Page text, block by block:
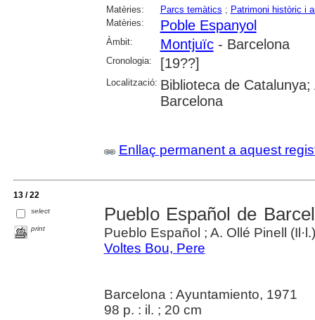
Matèries: Parcs temàtics ; Patrimoni històric i
Matèries:
Poble Espanyol
Àmbit: Montjuïc- Barcelona
Cronologia: [19??]
Localització: Biblioteca de
Barcelona
Enllaç permanent a aquest
13 / 22
select
print
Pueblo Español de
Pueblo Español ; A. Ollé Pinell (Il·l.)
Voltes Bou, Pere
Barcelona : Ayuntamiento, 1971
98 p. : il. ; 20 cm